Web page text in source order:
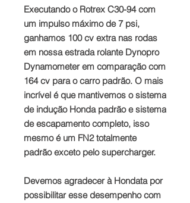
Executando o Rotrex C30-94 com
um impulso máximo de 7 psi,
ganhamos 100 cv extra nas rodas
em nossa estrada rolante Dynopro
Dynamometer em comparação com
164 cv para o carro padrão. O mais
incrível é que mantivemos o sistema
de indução Honda padrão e sistema
de escapamento completo, isso
mesmo é um FN2 totalmente
padrão exceto pelo supercharger.
Devemos agradecer à Hondata por
possibilitar esse desempenho com